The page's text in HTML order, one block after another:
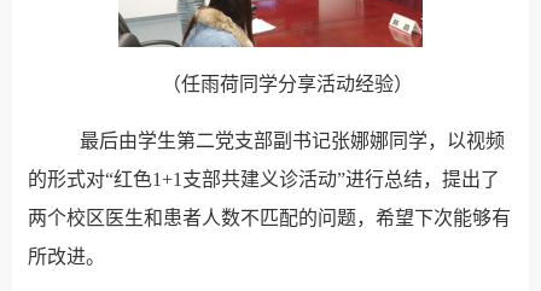
（任雨荷同学分享活动经验）
最后由学生第二党支部副书记张娜娜同学，以视频
的形式对“红色1+1支部共建义诊活动”进行总结，提出了
两个校区医生和患者人数不匹配的问题，希望下次能够有
所改进。